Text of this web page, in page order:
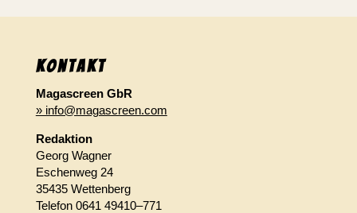
Kontakt
Magascreen GbR
» info@magascreen.com
Redaktion
Georg Wagner
Eschenweg 24
35435 Wettenberg
Telefon 0641 49410–771